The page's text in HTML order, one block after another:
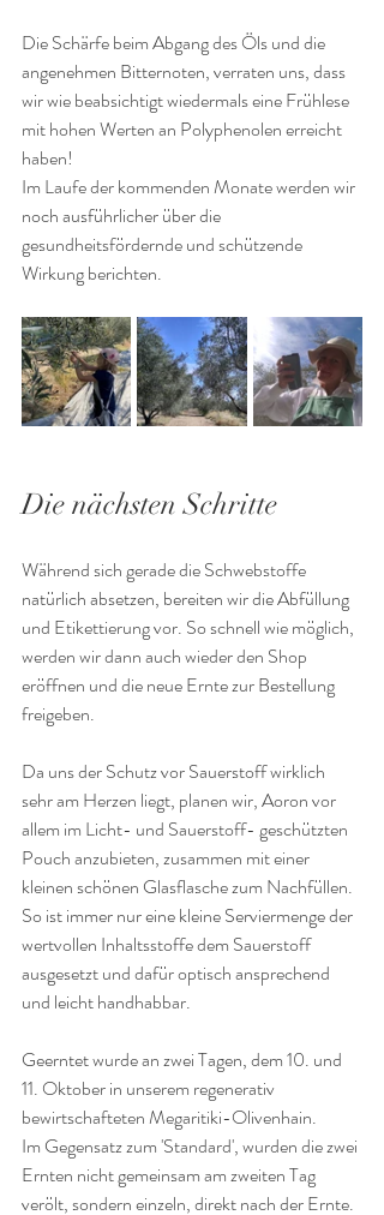
Die Schärfe beim Abgang des Öls und die
angenehmen Bitternoten, verraten uns, dass
wir wie beabsichtigt wiedermals eine Frühlese
mit hohen Werten an Polyphenolen erreicht
haben!
Im Laufe der kommenden Monate werden wir
noch ausführlicher über die
gesundheitsfördernde und schützende
Wirkung berichten.
Die nächsten Schritte
Während sich gerade die Schwebstoffe
natürlich absetzen, bereiten wir die Abfüllung
und Etikettierung vor. So schnell wie möglich,
werden wir dann auch wieder den Shop
eröffnen und die neue Ernte zur Bestellung
freigeben.
Da uns der Schutz vor Sauerstoff wirklich
sehr am Herzen liegt, planen wir, Aoron vor
allem im Licht- und Sauerstoff- geschützten
Pouch anzubieten, zusammen mit einer
kleinen schönen Glasflasche zum Nachfüllen.
So ist immer nur eine kleine Serviermenge der
wertvollen Inhaltsstoffe dem Sauerstoff
ausgesetzt und dafür optisch ansprechend
und leicht handhabbar.
Geerntet wurde an zwei Tagen, dem 10. und
11. Oktober in unserem regenerativ
bewirtschafteten Megaritiki-Olivenhain.
Im Gegensatz zum 'Standard', wurden die zwei
Ernten nicht gemeinsam am zweiten Tag
verölt, sondern einzeln, direkt nach der Ernte.